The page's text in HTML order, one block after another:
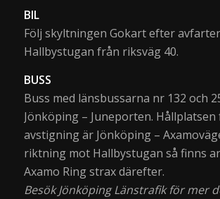
BIL
Följ skyltningen Gokart efter
Hallbystugan från riksväg 40.
BUSS
Buss med länsbussarna nr 132 och
Jönköping – Juneporten.
avstigning är Jönköping –
riktning mot Hallbystugan så finns
Axamo Ring strax därefter.
Besök Jönköping Länstrafik för mer